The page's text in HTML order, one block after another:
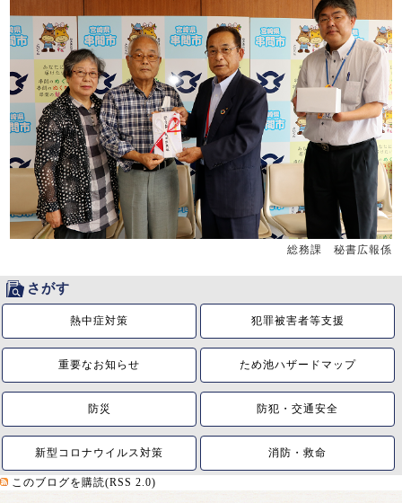
総務課 秘書広報係
さがす
熱中症対策 犯罪被害者等支援
重要なお知らせ ため池ハザードマップ
防災 防犯・交通安全
新型コロナウイルス対策 消防・救命
このブログを購読(RSS 2.0)